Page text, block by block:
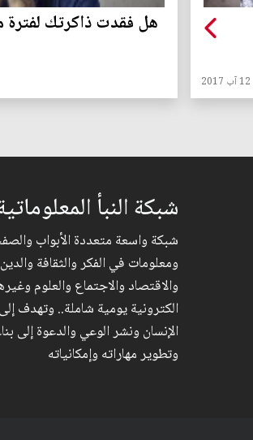
هل فقدت ذاكرتك لفترة
شبكة النبأ
شبكة واسعة متعددة الأبواب
ومعلومات في الفكر والثقافة
والاقتصاد والاجتماع والعلوم
الكترونية يومية شاملة.. وتهدف
الإنسان ونشر الوعي والدعوة إلى
وتطوير مهاراته وإمكانياته